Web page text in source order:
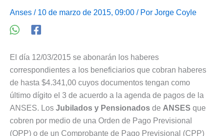
Anses / 10 de marzo de 2015, 09:00 / Por Jorge Coyle
El día 12/03/2015 se abonarán los haberes
correspondientes a los beneficiarios que cobran haberes
de hasta $4.341,00 cuyos documentos tengan como
último dígito el 3 de acuerdo a la agenda de pagos de la
ANSES. Los Jubilados y Pensionados de ANSES que
cobren por medio de una Orden de Pago Previsional
(OPP) o de un Comprobante de Pago Previsional (CPP)